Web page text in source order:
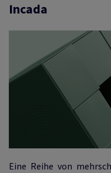
Incada
Eine Reihe von